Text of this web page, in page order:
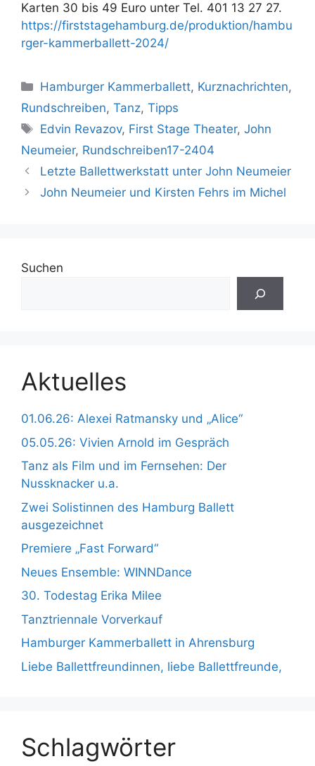
Karten 30 bis 49 Euro unter Tel. 401 13 27 27.
https://firststagehamburg.de/produktion/hambu
rger-kammerballett-2024/
Kategorien
Hamburger Kammerballett, Kurznachrichten,
Rundschreiben, Tanz, Tipps
Schlagwörter
Edvin Revazov, First Stage Theater,John
Neumeier, Rundschreiben17-2404
Letzte Ballettwerkstatt unter John Neumeier
John Neumeier und Kirsten Fehrs im Michel
Suchen
Aktuelles
01.06.26: Alexei Ratmansky und „Alice“
05.05.26: Vivien Arnold im Gespräch
Tanz als Film und im Fernsehen: Der
Nussknacker u.a.
Zwei Solistinnen des Hamburg Ballett
ausgezeichnet
Premiere „Fast Forward“
Neues Ensemble: WINNDance
30. Todestag Erika Milee
Tanztriennale Vorverkauf
Hamburger Kammerballett in Ahrensburg
Liebe Ballettfreundinnen, liebe Ballettfreunde,
Schlagwörter